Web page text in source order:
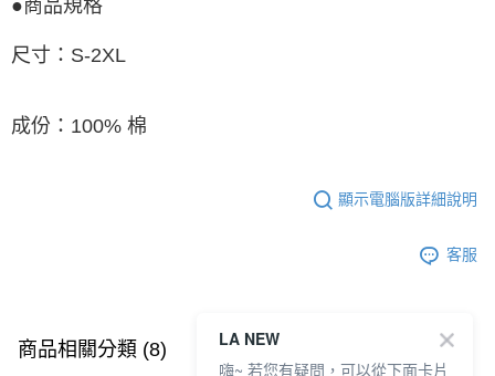
●商品規格
尺寸：S-2XL
成份：100% 棉
顯示電腦版詳細說明
客服
商品相關分類 (8) 查看全部
LA NEW
嗨~ 若您有疑問，可以從下面卡片